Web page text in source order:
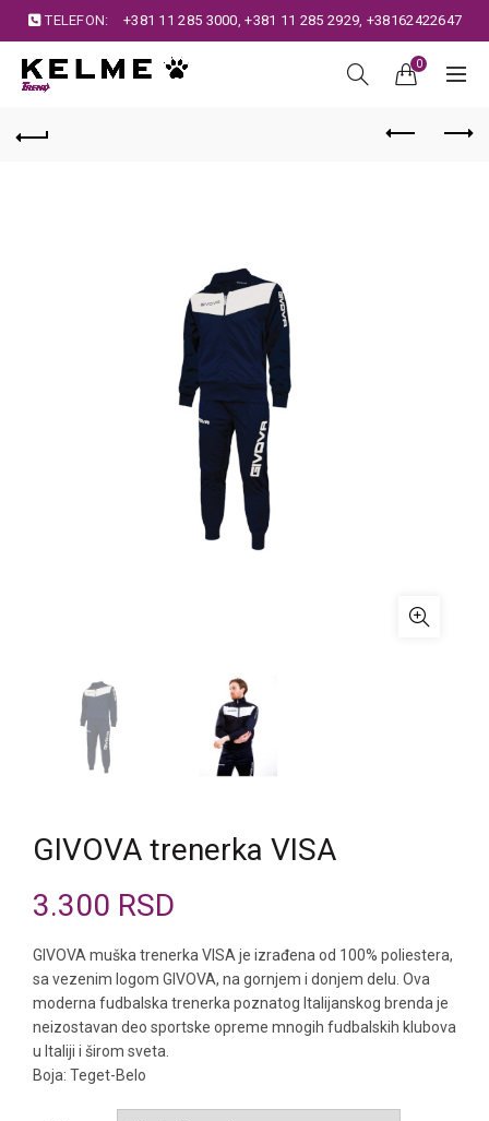
TELEFON: +381 11 285 3000,+381 11 285 2929, +38162422647
0
GIVOVA trenerka VISA
3.300 RSD
GIVOVA muška trenerka VISA je izrađena od 100% poliestera,
sa vezenim logom GIVOVA, na gornjem i donjem delu. Ova
moderna fudbalska trenerka poznatog Italijanskog brenda je
neizostavan deo sportske opreme mnogih fudbalskih klubova
u Italiji i širom sveta.
Boja: Teget-Belo